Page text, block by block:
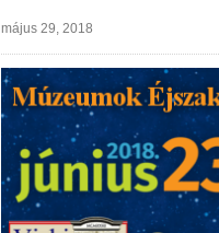
május 29, 2018